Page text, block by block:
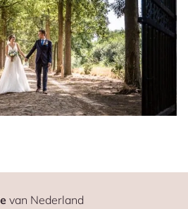
van Nederland